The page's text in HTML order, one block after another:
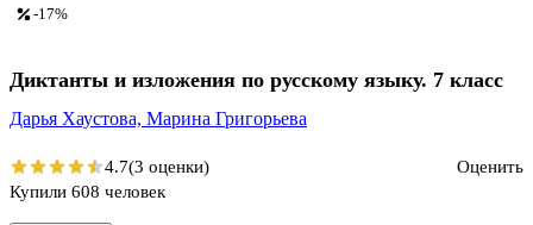
-17%
Диктанты и изложения по русскому языку. 7 класс
Дарья Хаустова, Марина Григорьева
4.7(3 оценки)
Оценить
Купили 608 человек